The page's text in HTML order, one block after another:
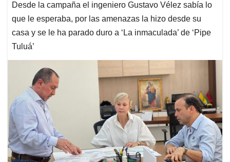
Desde la campaña el ingeniero Gustavo Vélez sabía lo
que le esperaba, por las amenazas la hizo desde su
casa y se le ha parado duro a ‘La inmaculada’ de ‘Pipe
Tuluá’